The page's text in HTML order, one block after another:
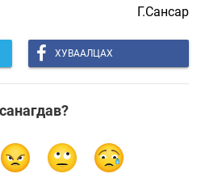
Г.Сансар
ХУВААЛЦАХ